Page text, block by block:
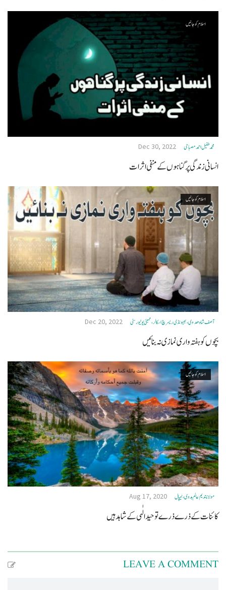
اسلام کو جانیں
محمد طفیل احمد مصباحی Dec 30, 2022
انسانی زندگی پر گناہوں کے منفی اثرات
اسلام کو جانیں
آصف شاہ ھدوی، بھیونڈی ریسرچ اسکالر، ممبئی یونیورسٹی Dec 20, 2022
بچوں کو ہفتہ واری نمازی نہ بنائیں
اسلام کو جانیں
مولانا ندیم عالم ہدوی، نيپال Aug 17, 2020
کائنات کے ذرے ذرے توحید الٰہی کے شاہد ہیں‎
LEAVE A COMMENT